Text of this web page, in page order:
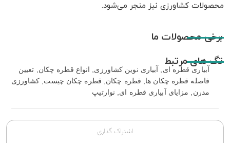
محصولات کشاورزی نیز منجر می‌شود.
برخی محصولات ما
تگ های مرتبط
آبیاری قطره ای, آبیاری نوین کشاورزی, انواع قطره چکان, تعیین
فاصله قطره چکان ها, قطره چکان, قطره چکان چیست, کشاورزی
مدرن, مزایای آبیاری قطره ای, نوارتیپ
اشتراک گذاری